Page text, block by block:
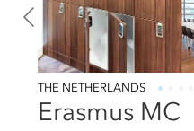
THE NETHERLANDS
Erasmus MC